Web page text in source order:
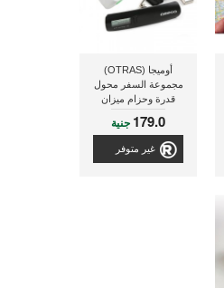
أوميجا (OTRAS)
مجموعة السفر محول
قدرة وحزام ميزان
لحساب وزن الحقائب
179.0 جنية
غير متوفر